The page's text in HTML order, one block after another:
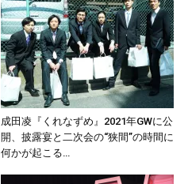
成田凌『くれなずめ』2021年GWに公
開、披露宴と二次会の“狭間”の時間に
何かが起こる…